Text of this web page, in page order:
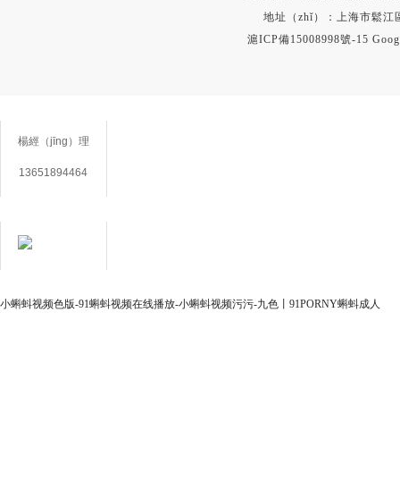
地址（zhǐ）：上海市鬆江
滬ICP備15008998號-15
楊經（jīng）理
13651894464
小蝌蚪视频色版-91蝌蚪视频在线播放-小蝌蚪视频污污-九色丨91PORNY蝌蚪成人